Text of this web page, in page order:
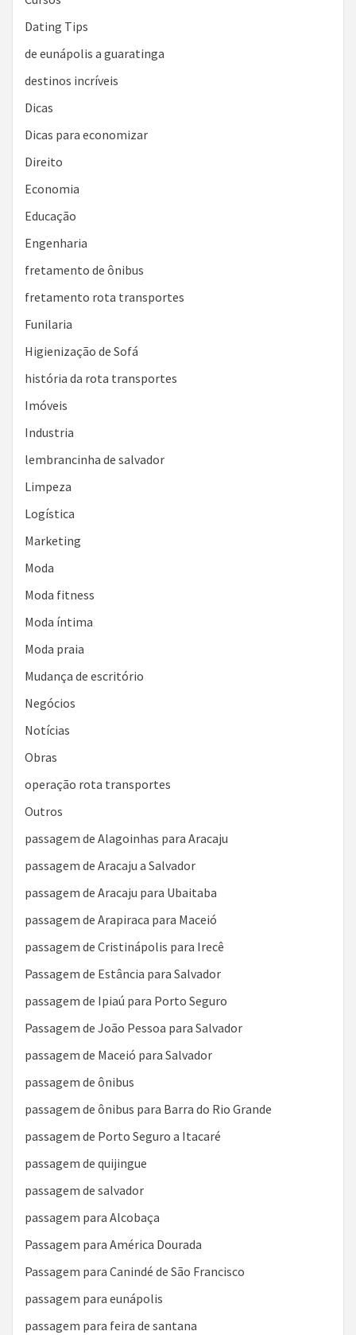
Dating Tips
de eunápolis a guaratinga
destinos incríveis
Dicas
Dicas para economizar
Direito
Economia
Educação
Engenharia
fretamento de ônibus
fretamento rota transportes
Funilaria
Higienização de Sofá
história da rota transportes
Imóveis
Industria
lembrancinha de salvador
Limpeza
Logística
Marketing
Moda
Moda fitness
Moda íntima
Moda praia
Mudança de escritório
Negócios
Notícias
Obras
operação rota transportes
Outros
passagem de Alagoinhas para Aracaju
passagem de Aracaju a Salvador
passagem de Aracaju para Ubaitaba
passagem de Arapiraca para Maceió
passagem de Cristinápolis para Irecê
Passagem de Estância para Salvador
passagem de Ipiaú para Porto Seguro
Passagem de João Pessoa para Salvador
passagem de Maceió para Salvador
passagem de ônibus
passagem de ônibus para Barra do Rio Grande
passagem de Porto Seguro a Itacaré
passagem de quijingue
passagem de salvador
passagem para Alcobaça
Passagem para América Dourada
Passagem para Canindé de São Francisco
passagem para eunápolis
passagem para feira de santana